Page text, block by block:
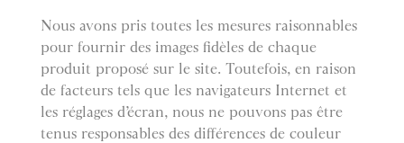
Nous avons pris toutes les mesures raisonnables
pour fournir des images fidèles de chaque
produit proposé sur le site. Toutefois, en raison
de facteurs tels que les navigateurs Internet et
les réglages d’écran, nous ne pouvons pas être
tenus responsables des différences de couleur